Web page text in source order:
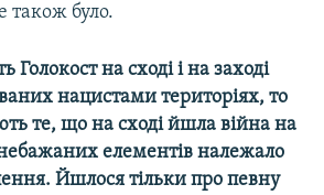
також було.
Голокост на сході і на заході
нацистами територіях, то
те, що на сході йшла війна на
елементів належало
Йшлося тільки про певну